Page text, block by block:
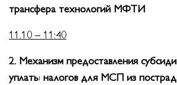
трансфера технологий МФТИ
11.10 – 11:40
2. Механизм предоставления
уплаты налогов для МСП из